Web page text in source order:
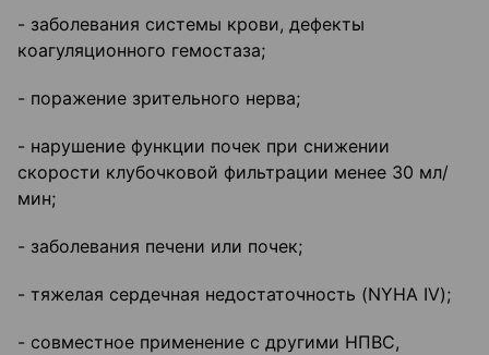
- заболевания системы крови, дефекты
коагуляционного гемостаза;
- поражение зрительного нерва;
- нарушение функции почек при снижении
скорости клубочковой фильтрации менее 30 мл/
мин;
- заболевания печени или почек;
- тяжелая сердечная недостаточность (NYHA IV);
- совместное применение с другими НПВС,